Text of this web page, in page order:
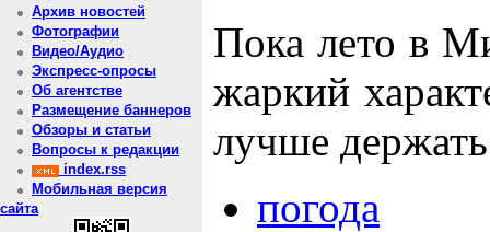
Архив новостей
Фотографии
Видео/Аудио
Экспресс-опросы
Об агентстве
Размещение баннеров
Обзоры и статьи
Вопросы к редакции
index.rss
Мобильная версия
сайта
Пока лето в
жаркий
лучше
погода